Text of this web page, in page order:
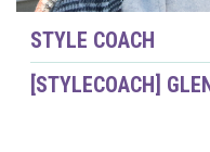
STYLE COACH
[STYLECOACH]